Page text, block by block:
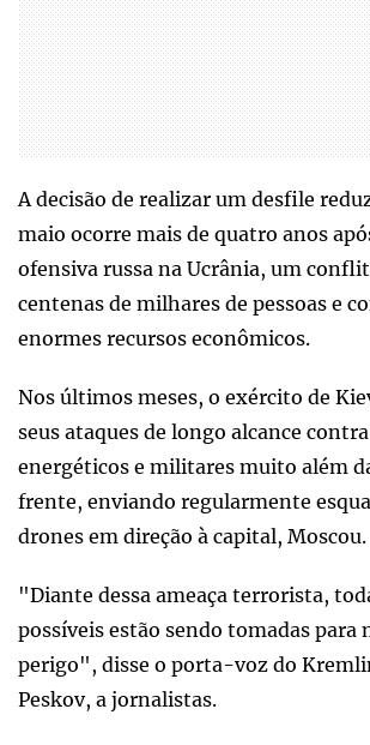
A decisão de realizar um desfile
maio ocorre mais de quatro anos
ofensiva russa na Ucrânia, um
centenas de milhares de pessoas e
enormes recursos econômicos.
Nos últimos meses, o exército de
seus ataques de longo alcance
energéticos e militares muito além
frente, enviando regularmente
drones em direção à capital, Moscou.
"Diante dessa ameaça terrorista,
possíveis estão sendo tomadas para
perigo", disse o porta-voz do
Peskov, a jornalistas.